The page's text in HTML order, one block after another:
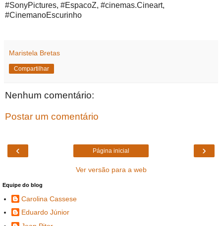
#SonyPictures, #EspacoZ, #cinemas.Cineart,
#CinemanoEscurinho
Maristela Bretas
Compartilhar
Nenhum comentário:
Postar um comentário
‹ ›
Página inicial
Ver versão para a web
Equipe do blog
Carolina Cassese
Eduardo Júnior